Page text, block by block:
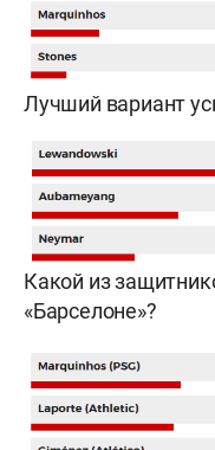
Лучший вариант
Какой из
«Барселоне»?